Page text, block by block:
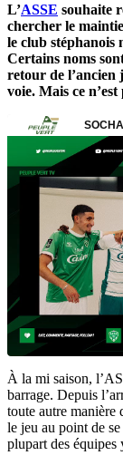
L’ASSE souhaite
chercher le
le club stéphanois
Certains noms
retour de l’ancien
voie. Mais ce
À la mi saison,
barrage. Depuis
toute autre manière
le jeu au point de
plupart des